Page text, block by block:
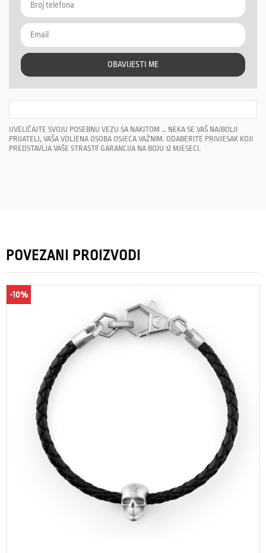
OBAVIJESTI ME
UVELIČAJTE SVOJU POSEBNU VEZU SA NAKITOM … NEKA SE VAŠ NAJBOLJI
PRIJATELJ, VAŠA VOLJENA OSOBA OSJEĆA VAŽNIM. ODABERITE PRIVJESAK KOJI
PREDSTAVLJA VAŠE STRASTI! GARANCIJA NA BOJU 12 MJESECI.
POVEZANI PROIZVODI
-10%